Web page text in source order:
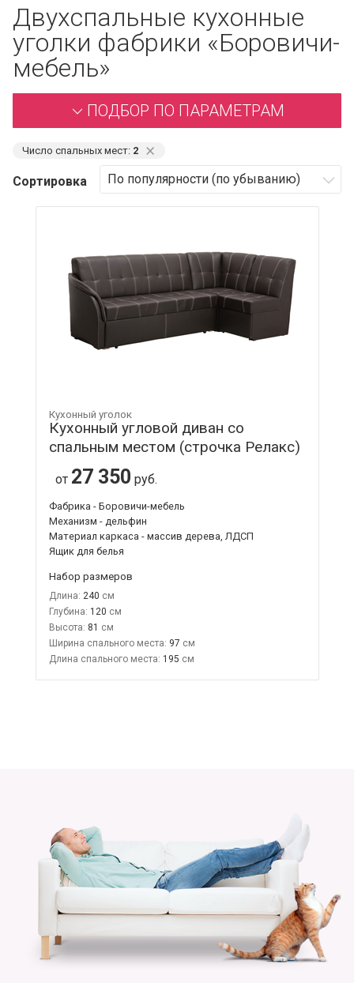
Двухспальные кухонные
уголки фабрики «Боровичи-
мебель»
ПОДБОР ПО ПАРАМЕТРАМ
Число спальных мест: 2 ⨯
Сортировка
Кухонный уголок
Кухонный угловой диван со
спальным местом (строчка Релакс)
от 27 350 руб.
Фабрика - Боровичи-мебель
Механизм - дельфин
Материал каркаса - массив дерева, ЛДСП
Ящик для белья
Набор размеров
Длина: 240
Глубина: 120
Высота: 81
Ширина спального места: 97
Длина спального места: 195